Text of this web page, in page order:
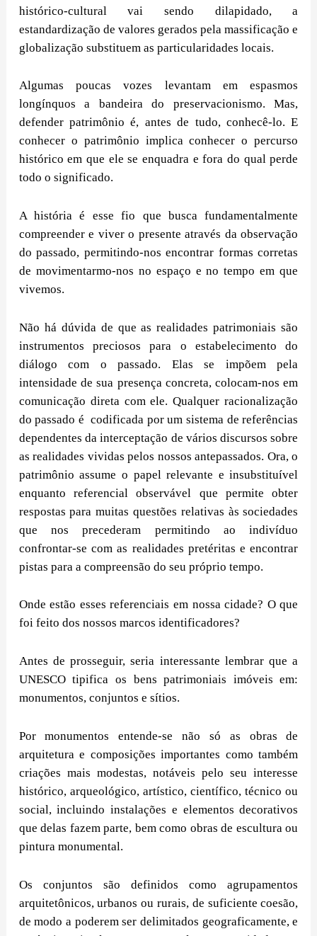
histórico-cultural vai sendo dilapidado, a
estandardização de valores gerados pela massificação e
globalização substituem as particularidades locais.
Algumas poucas vozes levantam em espasmos
longínquos a bandeira do preservacionismo. Mas,
defender patrimônio é, antes de tudo, conhecê-lo. E
conhecer o patrimônio implica conhecer o percurso
histórico em que ele se enquadra e fora do qual perde
todo o significado.
A história é esse fio que busca fundamentalmente
compreender e viver o presente através da observação
do passado, permitindo-nos encontrar formas corretas
de movimentarmo-nos no espaço e no tempo em que
vivemos.
Não há dúvida de que as realidades patrimoniais são
instrumentos preciosos para o estabelecimento do
diálogo com o passado. Elas se impõem pela
intensidade de sua presença concreta, colocam-nos em
comunicação direta com ele. Qualquer racionalização
do passado é codificada por um sistema de referências
dependentes da interceptação de vários discursos sobre
as realidades vividas pelos nossos antepassados. Ora, o
patrimônio assume o papel relevante e insubstituível
enquanto referencial observável que permite obter
respostas para muitas questões relativas às sociedades
que nos precederam permitindo ao indivíduo
confrontar-se com as realidades pretéritas e encontrar
pistas para a compreensão do seu próprio tempo.
Onde estão esses referenciais em nossa cidade? O que
foi feito dos nossos marcos identificadores?
Antes de prosseguir, seria interessante lembrar que a
UNESCO tipifica os bens patrimoniais imóveis em:
monumentos, conjuntos e sítios.
Por monumentos entende-se não só as obras de
arquitetura e composições importantes como também
criações mais modestas, notáveis pelo seu interesse
histórico, arqueológico, artístico, científico, técnico ou
social, incluindo instalações e elementos decorativos
que delas fazem parte, bem como obras de escultura ou
pintura monumental.
Os conjuntos são definidos como agrupamentos
arquitetônicos, urbanos ou rurais, de suficiente coesão,
de modo a poderem ser delimitados geograficamente, e